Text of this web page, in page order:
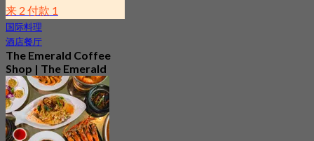
来 2 付款 1
国际料理
酒店餐厅
The Emerald Coffee
Shop | The Emerald
Hotel
4.4
8.4K 已预订
起฿ 309.5